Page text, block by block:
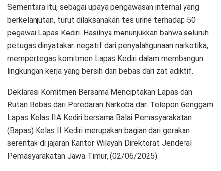
Sementara itu, sebagai upaya pengawasan internal yang
berkelanjutan, turut dilaksanakan tes urine terhadap 50
pegawai Lapas Kediri. Hasilnya menunjukkan bahwa seluruh
petugas dinyatakan negatif dari penyalahgunaan narkotika,
mempertegas komitmen Lapas Kediri dalam membangun
lingkungan kerja yang bersih dan bebas dari zat adiktif.
Deklarasi Komitmen Bersama Menciptakan Lapas dan
Rutan Bebas dari Peredaran Narkoba dan Telepon Genggam
Lapas Kelas IIA Kediri bersama Balai Pemasyarakatan
(Bapas) Kelas II Kediri merupakan bagian dari gerakan
serentak di jajaran Kantor Wilayah Direktorat Jenderal
Pemasyarakatan Jawa Timur, (02/06/2025).